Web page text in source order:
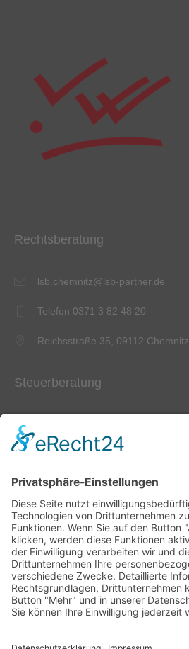
Rechtsberatung
lsb.chemnitz@lsb-partner.de
Telefon 0371 3 82 48 20
Reichsstraße 35, 09112 Chemnitz
Steuerberatung
Telefon 0371 3 82 48 10
Reichsstraße 35, 09112 Chemnitz
Auf einen Blick
Standorte
FAQ / Downloads
Datenschutz
Impressum